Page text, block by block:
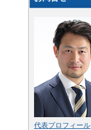
代表プロフィール